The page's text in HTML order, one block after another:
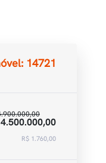
14721
R$ 1.760,00